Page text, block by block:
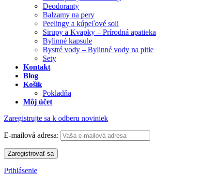
Deodoranty
Balzamy na pery
Peelingy a kúpeľové soli
Sirupy a Kvapky – Prírodná apatieka
Bylinné kapsule
Bystré vody – Bylinné vody na pitie
Sety
Kontakt
Blog
Košík
Pokladňa
Môj účet
Zaregistrujte sa k odberu noviniek
E-mailová adresa:
Prihlásenie